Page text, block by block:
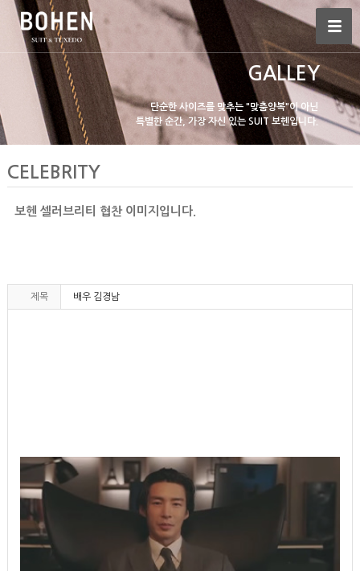
GALLEY
단순한 사이즈를 맞추는 "맞춤양복"이 아닌
특별한 순간, 가장 자신 있는 SUIT 보헨입니다.
CELEBRITY
보헨 셀러브리티 협찬 이미지입니다.
제목 배우 김경남